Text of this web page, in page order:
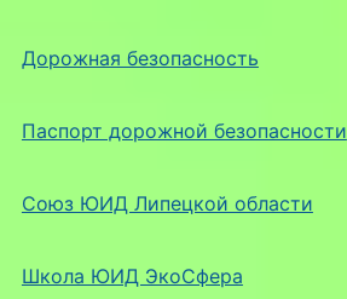
Дорожная безопасность
Паспорт дорожной безопасности
Союз ЮИД Липецкой области
Школа ЮИД ЭкоСфера